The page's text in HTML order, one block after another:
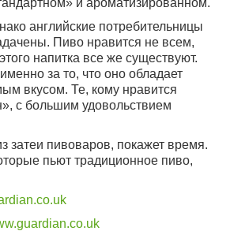
и ароматизированном.
английские потребительницы
Пиво нравится не всем,
напитка все же существуют.
за то, что оно обладает
вкусом. Те, кому нравится
с большим удовольствием
затеи пивоваров, покажет время.
пьют традиционное пиво,